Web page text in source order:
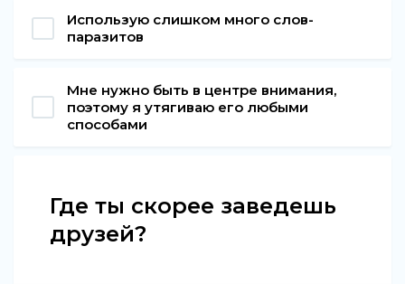
Использую слишком много слов-
паразитов
Мне нужно быть в центре внимания,
поэтому я утягиваю его любыми
способами
Где ты скорее заведешь
друзей?